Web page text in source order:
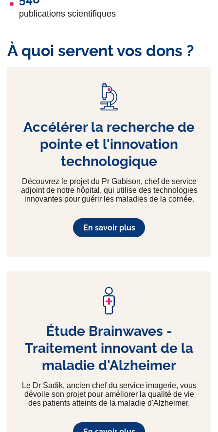
publications scientifiques
À quoi servent vos dons ?
Accélérer la recherche de
pointe et l'innovation
technologique
Découvrez le projet du Pr Gabison, chef de service
adjoint de notre hôpital, qui utilise des technologies
innovantes pour guérir les maladies de la cornée.
En savoir plus
Étude Brainwaves -
Traitement innovant de la
maladie d'Alzheimer
Le Dr Sadik, ancien chef du service imagerie, vous
dévoile son projet pour améliorer la qualité de vie
des patients atteints de la maladie d'Alzheimer.